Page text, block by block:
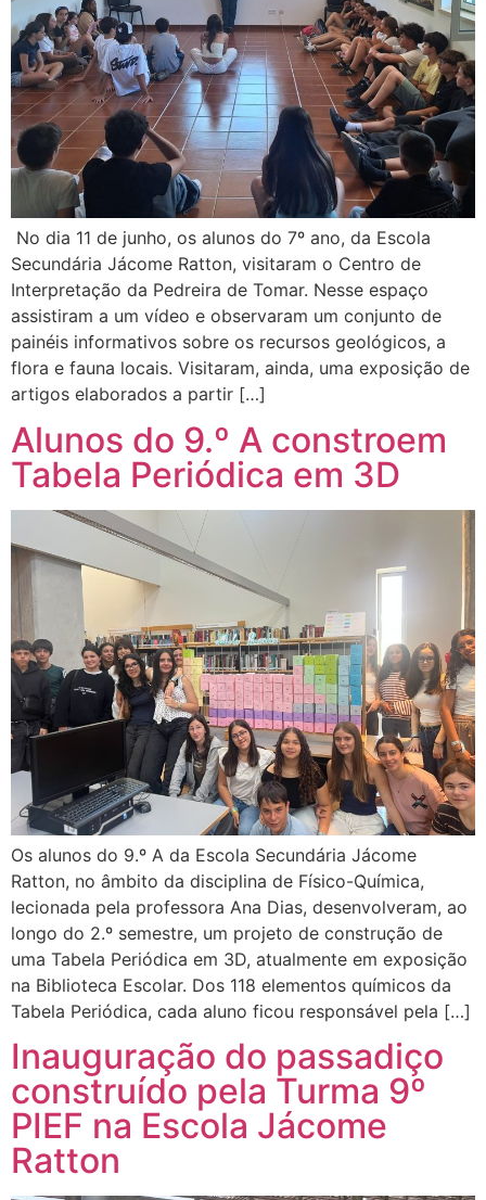
No dia 11 de junho, os alunos do 7º ano, da Escola
Secundária Jácome Ratton, visitaram o Centro de
Interpretação da Pedreira de Tomar. Nesse espaço
assistiram a um vídeo e observaram um conjunto de
painéis informativos sobre os recursos geológicos, a
flora e fauna locais. Visitaram, ainda, uma exposição de
artigos elaborados a partir […]
Alunos do 9.º A constroem
Tabela Periódica em 3D
Os alunos do 9.º A da Escola Secundária Jácome
Ratton, no âmbito da disciplina de Físico-Química,
lecionada pela professora Ana Dias, desenvolveram, ao
longo do 2.º semestre, um projeto de construção de
uma Tabela Periódica em 3D, atualmente em exposição
na Biblioteca Escolar. Dos 118 elementos químicos da
Tabela Periódica, cada aluno ficou responsável pela […]
Inauguração do passadiço
construído pela Turma 9º
PIEF na Escola Jácome
Ratton